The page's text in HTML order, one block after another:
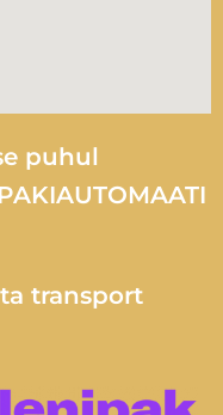
puhul
transport